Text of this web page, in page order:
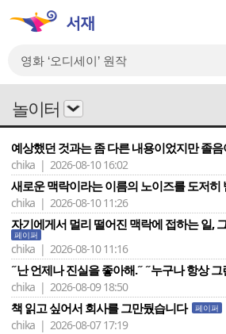
놀이터
예상했던 것과는 좀 다른 내용이었지만 졸
chika | 2026-08-10 16:02
새로운 맥락이라는 이름의 노이즈를 도저히
chika | 2026-08-10 11:26
자기에게서 멀리 떨어진 맥락에 접하는 일,
페이퍼
chika | 2026-08-10 11:16
˝난 언제나 진실을 좋아해.˝ ˝누구나 항상 그
chika | 2026-08-09 18:50
책 읽고 싶어서 회사를 그만뒀습니다 페이퍼
chika | 2026-08-07 17:19